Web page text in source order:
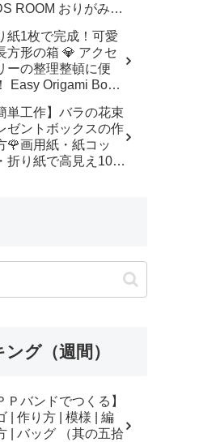
ROOM おりがみキ
紙1枚で完成！可愛
方形の箱 💎 アクセ
ーの整理整頓に便
Easy Origami Box |
クリスマス 箱 は
Origami hana’s
単工作】バラの花束
ゼントボックスの作
🌹画用紙・紙コッ
折り紙で高見え100
グ（週間）
Ｐバンドでつくる】
| 作り方 | 模様 | 編
| バッグ （其の五拾